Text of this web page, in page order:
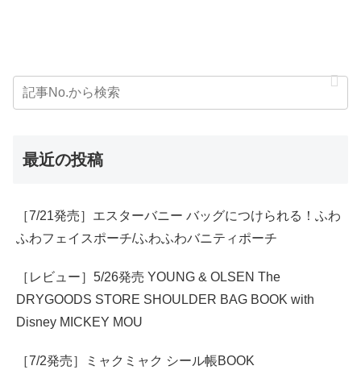
最近の投稿
［7/21発売］エスターバニー バッグにつけられる！ふわ
ふわフェイスポーチ/ふわふわバニティポーチ
［レビュー］5/26発売 YOUNG & OLSEN The
DRYGOODS STORE SHOULDER BAG BOOK with
Disney MICKEY MOU
［7/2発売］ミャクミャク シール帳BOOK